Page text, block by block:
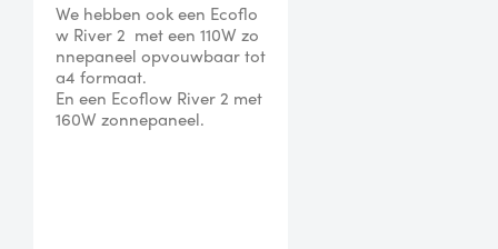
We hebben ook een Ecoflo
w River 2  met een 110W zo
nnepaneel opvouwbaar tot
a4 formaat.
En een Ecoflow River 2 met
160W zonnepaneel.